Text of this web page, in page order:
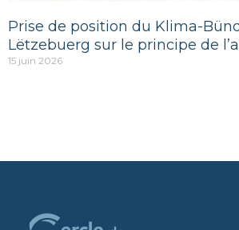
Prise de position du Klima-
Lëtzebuerg sur le principe de
15 juin 2026